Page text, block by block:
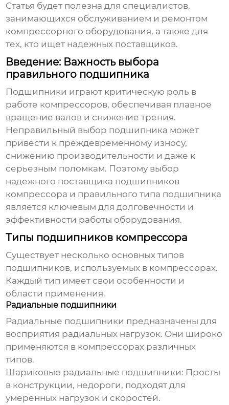
Статья будет полезна для специалистов,
занимающихся обслуживанием и ремонтом
компрессорного оборудования, а также для
тех, кто ищет надежных поставщиков.
Введение: Важность выбора
правильного подшипника
Подшипники играют критическую роль в
работе компрессоров, обеспечивая плавное
вращение валов и снижение трения.
Неправильный выбор подшипника может
привести к преждевременному износу,
снижению производительности и даже к
серьезным поломкам. Поэтому выбор
надежного поставщика подшипников
компрессора и правильного типа подшипника
является ключевым для долговечности и
эффективности работы оборудования.
Типы подшипников компрессора
Существует несколько основных типов
подшипников, используемых в компрессорах.
Каждый тип имеет свои особенности и
области применения.
Радиальные подшипники
Радиальные подшипники предназначены для
восприятия радиальных нагрузок. Они широко
применяются в компрессорах различных
типов.
Шариковые радиальные подшипники: Просты
в конструкции, недороги, подходят для
умеренных нагрузок и скоростей.